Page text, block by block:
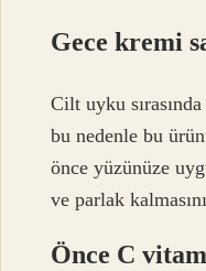
Gece kremi
Cilt uyku
bu nedenle bu
önce yüzünüze
ve parlak
Önce C